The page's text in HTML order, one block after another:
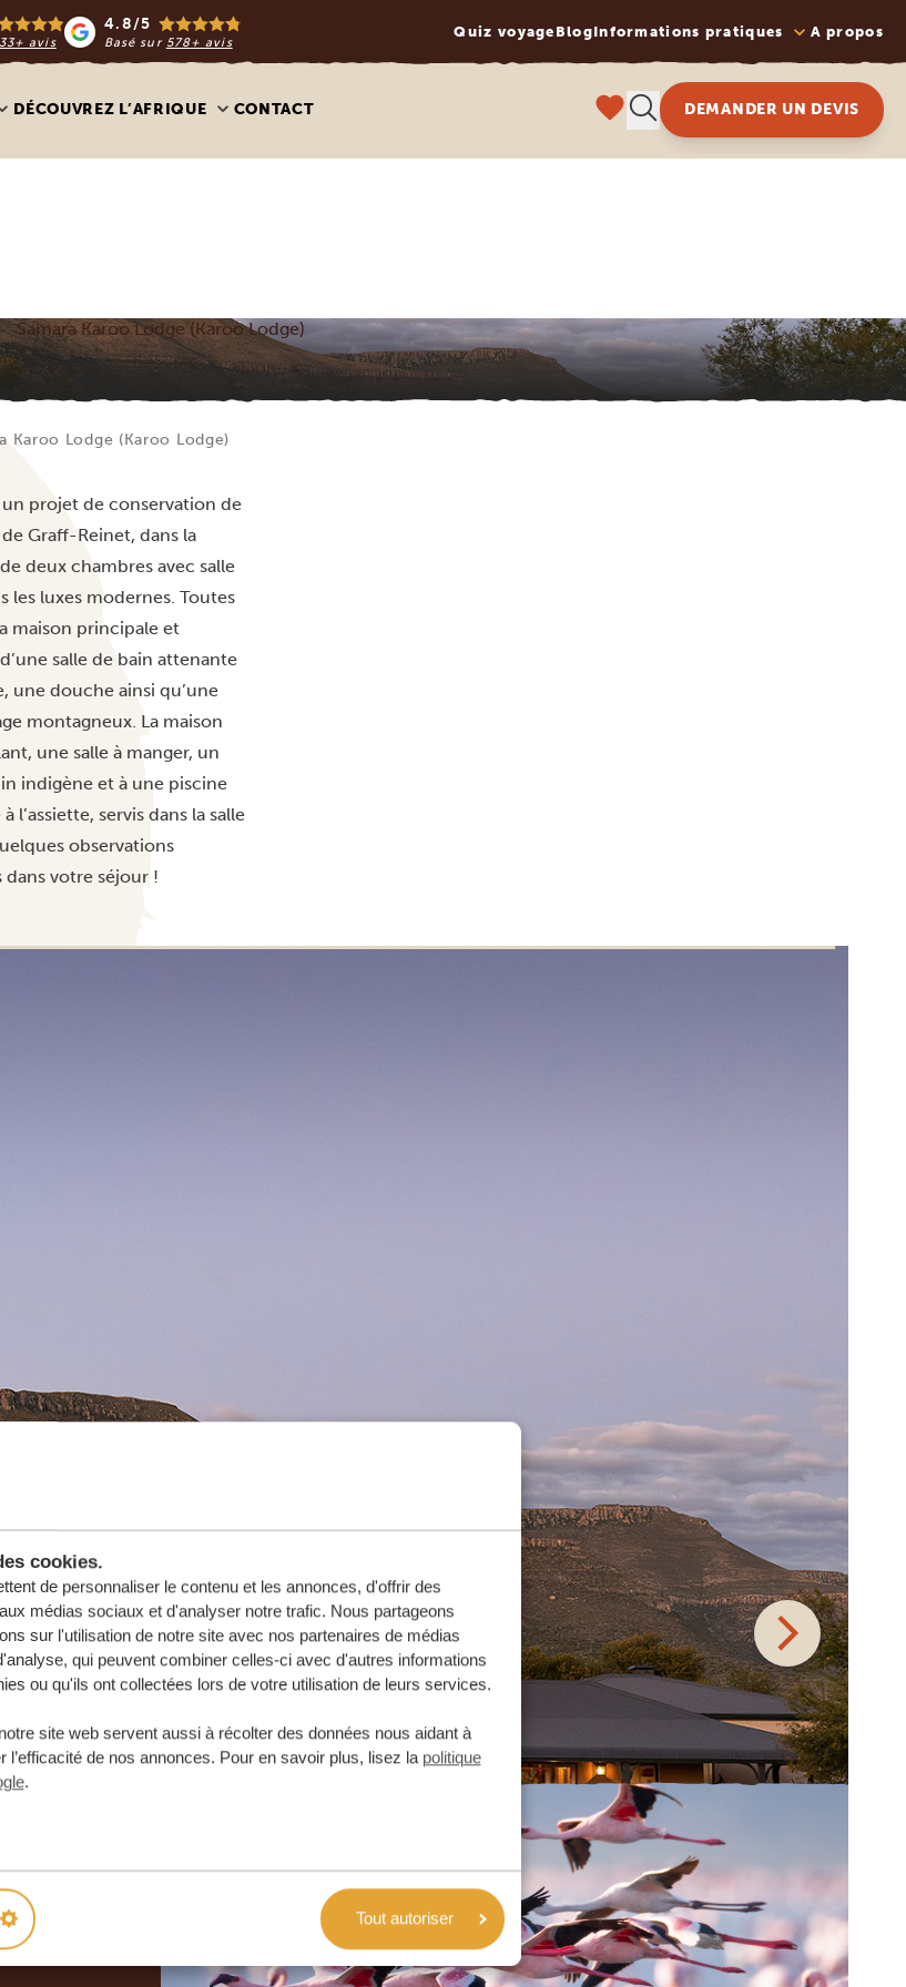
cookies.
de personnaliser le contenu et les annonces, d'offrir des
médias sociaux et d'analyser notre trafic. Nous partageons
sur l'utilisation de notre site avec nos partenaires de médias
qui peuvent combiner celles-ci avec d'autres informations
ou qu'ils ont collectées lors de votre utilisation de leurs services.
site web servent aussi à récolter des données nous aidant à
l’efficacité de nos annonces. Pour en savoir plus, lisez la politique
.
Tout autoriser
avis
4.8/5
Basé sur 578+ avis
Quiz voyage BlogInformations pratiques A propos
DÉCOUVREZ L’AFRIQUE CONTACT DEMANDER UN DEVIS
Samara Karoo Lodge (Karoo Lodge)
Karoo Lodge (Karoo Lodge)
un projet de conservation de
Graff-Reinet, dans la
deux chambres avec salle
les luxes modernes. Toutes
maison principale et
salle de bain attenante
une douche ainsi qu’une
montagneux. La maison
une salle à manger, un
indigène et à une piscine
l’assiette, servis dans la salle
observations
dans votre séjour !